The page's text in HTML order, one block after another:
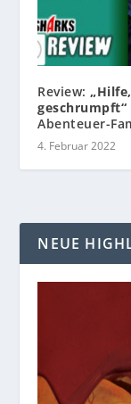
Review:
geschrumpft“
Abenteuer-
4. Februar 2022
NEUE